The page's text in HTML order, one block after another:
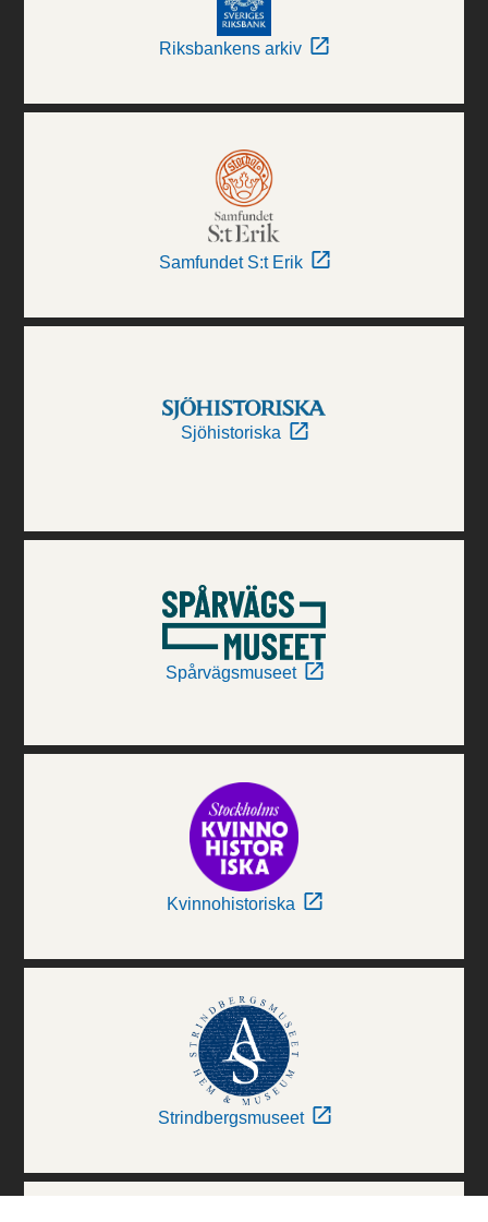
Riksbankens arkiv
Samfundet S:t Erik
Sjöhistoriska
Spårvägsmuseet
Kvinnohistoriska
Strindbergsmuseet